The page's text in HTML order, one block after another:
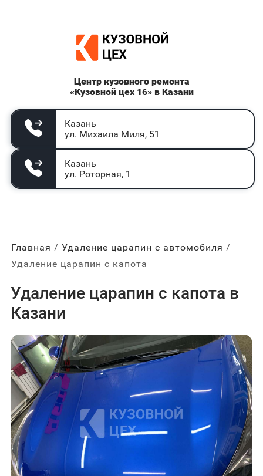
Центр кузовного ремонта
«Кузовной цех 16» в Казани
Казань
ул. Михаила Миля, 51
Казань
ул. Роторная, 1
Главная
Удаление царапин с автомобиля
Удаление царапин с капота
Удаление царапин с капота в
Казани